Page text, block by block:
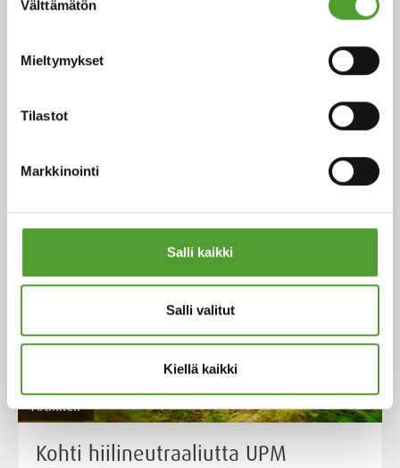
valinta
Välttämätön
Mieltymykset
Tilastot
Markkinointi
Salli kaikki
Salli valitut
Kiellä kaikki
liiketoiminnan. Yrityskauppa, josta osapuolet sopivat
Chemicals vahvistaa näin ollen asemaansa
Suomessa ja Baltian alueella.
Lue koko artikkeli
Artikkeli
Kohti hiilineutraaliutta UPM